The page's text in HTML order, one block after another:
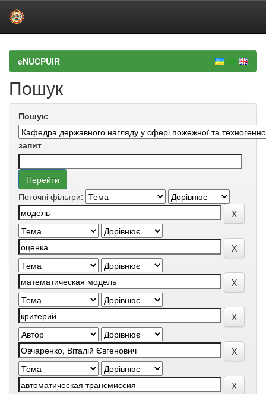
navigationeNUCPUIR
Пошук
Пошук:
запит
Поточні фільтри: